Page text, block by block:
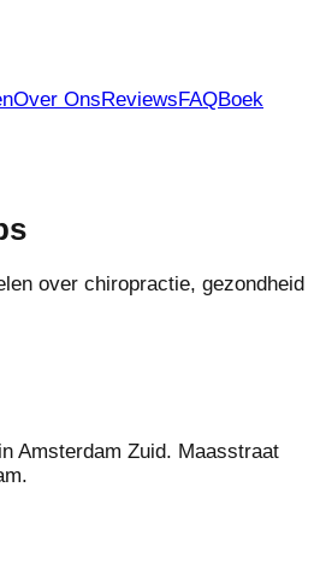
Over OnsReviewsFAQBoek
over chiropractie, gezondheid
Amsterdam Zuid. Maasstraat